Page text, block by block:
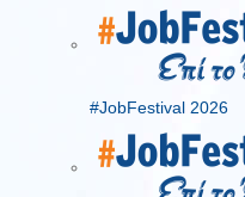
#JobFestival 2026